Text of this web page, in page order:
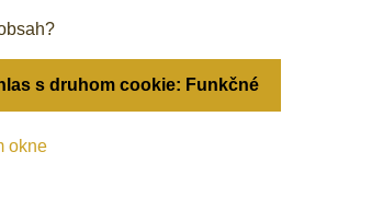
s druhom cookie: Funkčné
okne